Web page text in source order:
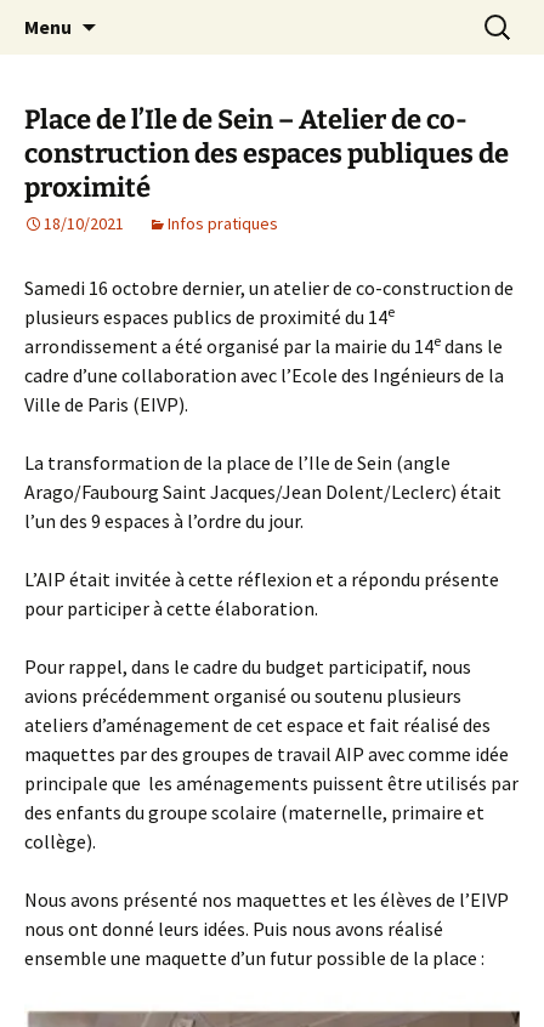
AIP Paris 14 – Association
Indépendante des Parents
d'élèves depuis 1981
Agit – s'Investit – Participe au service des
enfants du secteur scolaire Dolent-Arago-
Menu
Place de l’Ile de Sein – Atelier de co-
construction des espaces publiques de
proximité
18/10/2021 Infos pratiques
Samedi 16 octobre dernier, un atelier de co-construction de
plusieurs espaces publics de proximité du 14e
arrondissement a été organisé par la mairie du 14e dans le
cadre d’une collaboration avec l’Ecole des Ingénieurs de la
Ville de Paris (EIVP).
La transformation de la place de l’Ile de Sein (angle
Arago/Faubourg Saint Jacques/Jean Dolent/Leclerc) était
l’un des 9 espaces à l’ordre du jour.
L’AIP était invitée à cette réflexion et a répondu présente
pour participer à cette élaboration.
Pour rappel, dans le cadre du budget participatif, nous
avions précédemment organisé ou soutenu plusieurs
ateliers d’aménagement de cet espace et fait réalisé des
maquettes par des groupes de travail AIP avec comme idée
principale que les aménagements puissent être utilisés par
des enfants du groupe scolaire (maternelle, primaire et
collège).
Nous avons présenté nos maquettes et les élèves de l’EIVP
nous ont donné leurs idées. Puis nous avons réalisé
ensemble une maquette d’un futur possible de la place :